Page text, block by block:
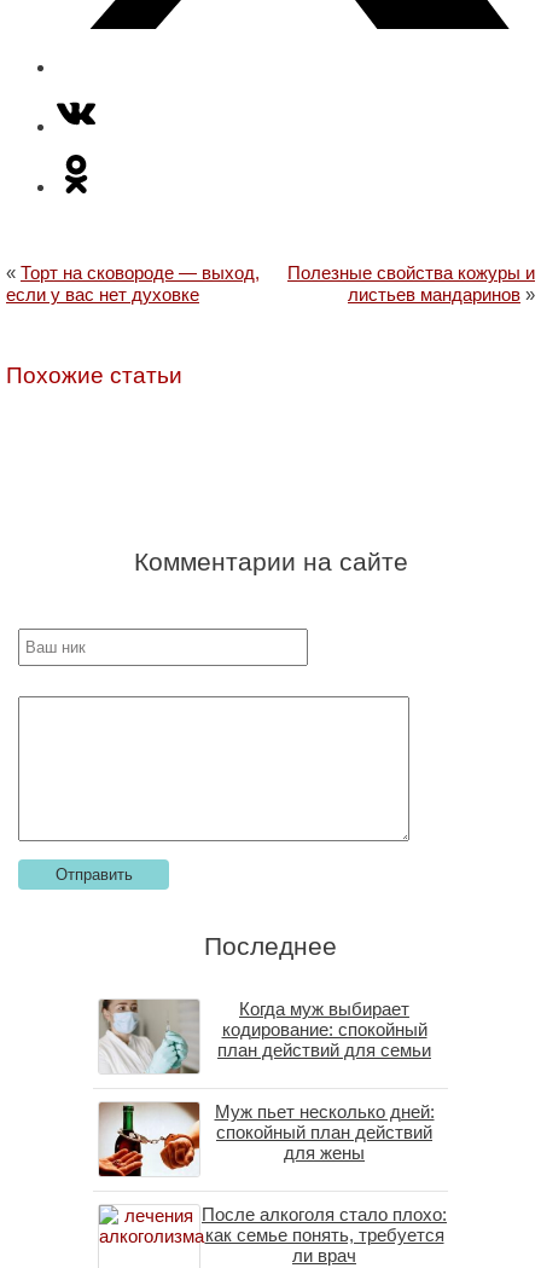
« Торт на сковороде — выход,
если у вас нет духовке
Полезные свойства кожуры и
листьев мандаринов »
Похожие статьи
Комментарии на сайте
Последнее
Когда муж выбирает
кодирование: спокойный
план действий для семьи
Муж пьет несколько дней:
спокойный план действий
для жены
После алкоголя стало плохо:
как семье понять, требуется
ли врач